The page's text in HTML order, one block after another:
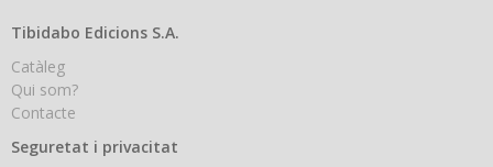
Tibidabo Edicions S.A.
Catàleg
Qui som?
Contacte
Seguretat i privacitat